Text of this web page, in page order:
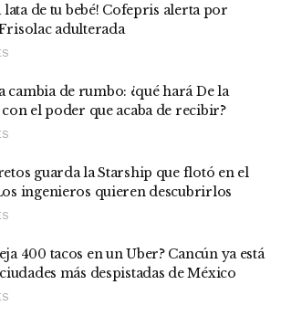
lata de tu bebé! Cofepris alerta por
adulterada
cambia de rumbo: ¿qué hará De la
el poder que acaba de recibir?
guarda la Starship que flotó en el
ingenieros quieren descubrirlos
400 tacos en un Uber? Cancún ya está
más despistadas de México